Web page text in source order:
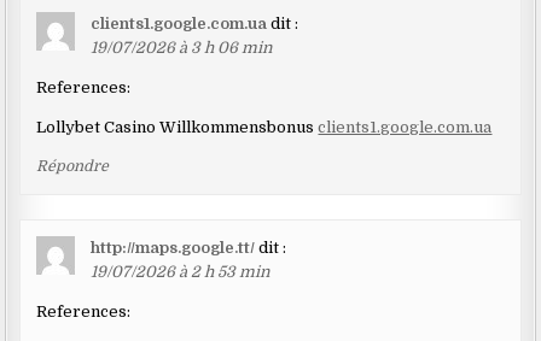
clients1.google.com.ua dit :
19/07/2026 à 3 h 06 min
References:
Lollybet Casino Willkommensbonusclients1.google.com.ua
Répondre
http://maps.google.tt/ dit :
19/07/2026 à 2 h 53 min
References: